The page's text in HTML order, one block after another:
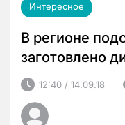
Интересное
В регионе
заготовлено
12:40 / 14.09.18